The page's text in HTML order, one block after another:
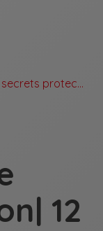
Café ASPI | Trade secrets protection| 12 décembre 2023
12